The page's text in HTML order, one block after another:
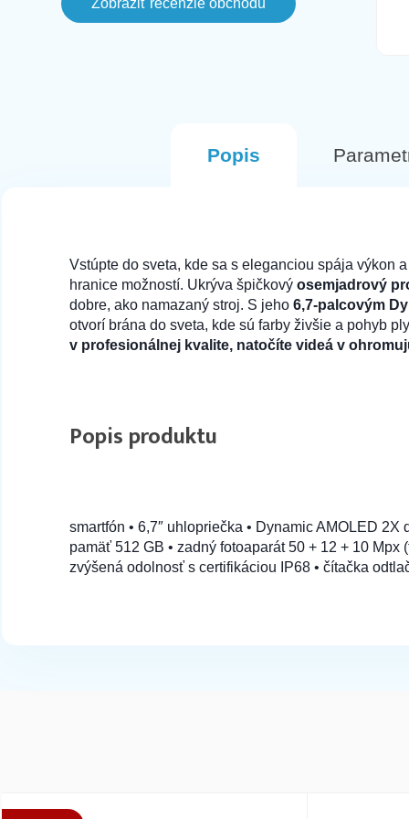
MEZZO Knižkové puzdro na SAMSUNG
217 na sklade
FRAME puzdro pre SAMSUNG S24 Plus
FRAME puzdro pre SAMSUNG S24 Plus
Zobraziť recenzie obchodu
Popis
Vstúpte do sveta, kde sa s eleganciou spája výkon
hranice možností. Ukrýva špičkovýosemjadrový
dobre, ako namazaný stroj. S jeho6,7-palcovým
otvorí brána do sveta, kde sú farby živšie a pohyb
v profesionálnej kvalite, natočíte videá v
Popis produktu
smartfón • 6,7″ uhlopriečka • Dynamic AMOLED
pamäť 512 GB • zadný fotoaparát 50 + 12 + 10 Mpx
zvýšená odolnosť s certifikáciou IP68 • čítačka
array(9) { [0]=> int(123105) [1]=> int(21497) [2]=> int(230150)